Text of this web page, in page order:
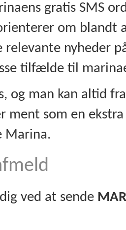
gratis SMS
om blandt
relevante nyheder
tilfælde til
og man kan altid
ment som en
Marina.
ved at sende